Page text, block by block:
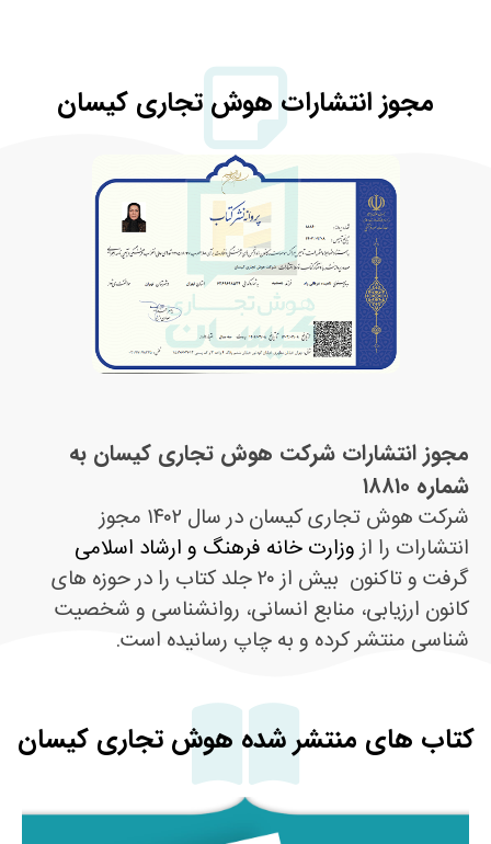
مجوز انتشارات هوش تجاری کیسان
مجوز انتشارات شرکت هوش تجاری کیسان به
شماره ۱۸۸۱۰
شرکت هوش تجاری کیسان در سال ۱۴۰۲ مجوز
انتشارات را ازوزارت خانه فرهنگ و ارشاد اسلامی
گرفت و تاکنون بیش از ۲۰ جلد کتاب را در حوزه های
کانون ارزیابی، منابع انسانی، روانشناسی و شخصیت
شناسی منتشر کرده و به چاپ رسانیده است.
کتاب های منتشر شده هوش تجاری کیسان